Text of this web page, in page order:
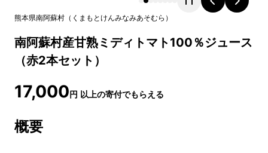
熊本県南阿蘇村 （ くまもとけんみなみあそむら ）
南阿蘇村産甘熟ミディトマト100％ジュース
（赤2本セット）
17,000円 以上の寄付でもらえる
概要